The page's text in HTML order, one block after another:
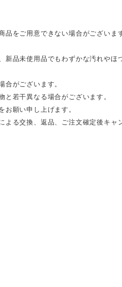
をご用意できない場合がございま
品未使用品でもわずかな汚れやほ
がございます。
若干異なる場合がございます。
願い申し上げます。
る交換、返品、ご注文確定後キャ